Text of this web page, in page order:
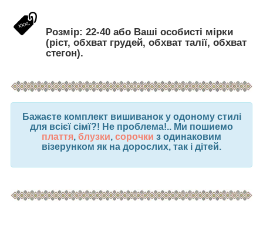
Розмір: 22-40 або Ваші особисті мірки
(ріст, обхват грудей, обхват талії, обхват
стегон).
Бажаєте комплект вишиванок у одоному стилі
для всієї сімї?! Не проблема!.. Ми пошиемо
плаття, блузки, сорочки з одинаковим
візерунком як на дорослих, так і дітей.